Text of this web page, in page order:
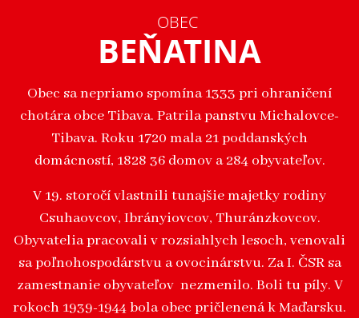
OBEC
BEŇATINA
Obec sa nepriamo spomína 1333 pri ohraničení
chotára obce Tibava. Patrila panstvu Michalovce-
Tibava. Roku 1720 mala 21 poddanských
domácností, 1828 36 domov a 284 obyvateľov.
V 19. storočí vlastnili tunajšie majetky rodiny
Csuhaovcov, Ibrányiovcov, Thuránzkovcov.
Obyvatelia pracovali v rozsiahlych lesoch, venovali
sa poľnohospodárstvu a ovocinárstvu. Za I. ČSR sa
zamestnanie obyvateľov nezmenilo. Boli tu píly. V
rokoch 1939-1944 bola obec pričlenená k Maďarsku.